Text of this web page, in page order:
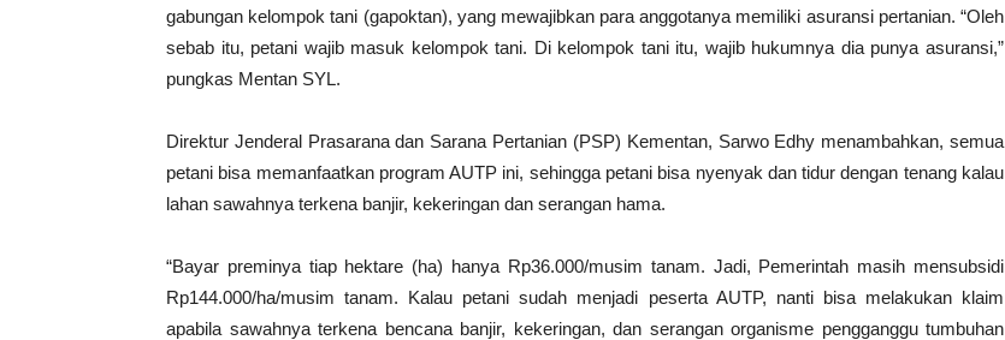
gabungan kelompok tani (gapoktan), yang mewajibkan para anggotanya memiliki asuransi pertanian. “Oleh
sebab itu, petani wajib masuk kelompok tani. Di kelompok tani itu, wajib hukumnya dia punya asuransi,”
pungkas Mentan SYL.
Direktur Jenderal Prasarana dan Sarana Pertanian (PSP) Kementan, Sarwo Edhy menambahkan, semua
petani bisa memanfaatkan program AUTP ini, sehingga petani bisa nyenyak dan tidur dengan tenang kalau
lahan sawahnya terkena banjir, kekeringan dan serangan hama.
“Bayar preminya tiap hektare (ha) hanya Rp36.000/musim tanam. Jadi, Pemerintah masih mensubsidi
Rp144.000/ha/musim tanam. Kalau petani sudah menjadi peserta AUTP, nanti bisa melakukan klaim
apabila sawahnya terkena bencana banjir, kekeringan, dan serangan organisme pengganggu tumbuhan